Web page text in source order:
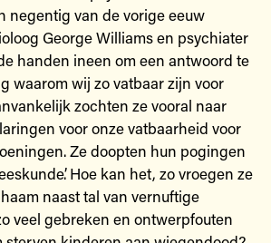
negentig van de vorige eeuw
George Williams en psychiater
handen ineen om een antwoord te
waarom wij zo vatbaar zijn voor
zochten ze vooral naar
voor onze vatbaarheid voor
Ze doopten hun pogingen
Hoe kan het, zo vroegen ze
naast tal van vernuftige
veel gebreken en ontwerpfouten